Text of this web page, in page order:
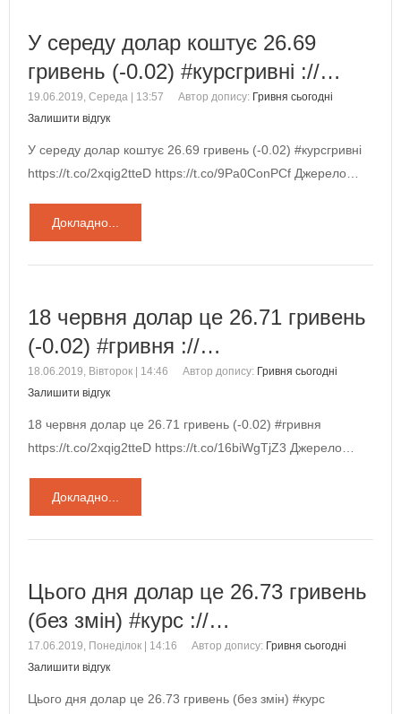
У середу долар коштує 26.69
гривень (-0.02) #курсгривні ://…
19.06.2019, Середа | 13:57 Автор допису: Гривня сьогодні
Залишити відгук
У середу долар коштує 26.69 гривень (-0.02) #курсгривні
https://t.co/2xqig2tteD https://t.co/9Pa0ConPCf Джерело…
Докладно...
18 червня долар це 26.71 гривень
(-0.02) #гривня ://…
18.06.2019, Вівторок | 14:46 Автор допису: Гривня сьогодні
Залишити відгук
18 червня долар це 26.71 гривень (-0.02) #гривня
https://t.co/2xqig2tteD https://t.co/16biWgTjZ3 Джерело…
Докладно...
Цього дня долар це 26.73 гривень
(без змін) #курс ://…
17.06.2019, Понеділок | 14:16 Автор допису: Гривня сьогодні
Залишити відгук
Цього дня долар це 26.73 гривень (без змін) #курс